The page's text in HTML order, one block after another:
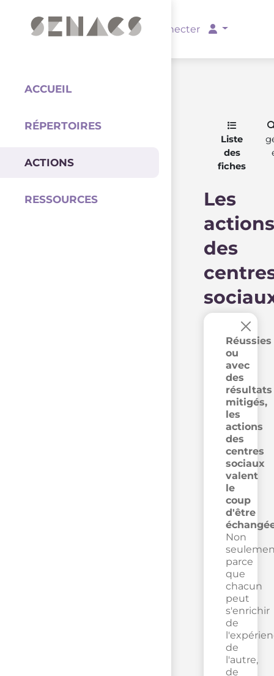
Se connecter
ACCUEIL
RÉPERTOIRES
ACTIONS
RESSOURCES
Liste
des
fiches
Les
actions
des
Réussies
ou
avec
des
résultats
mitigés,
les
actions
des
centres
sociaux
valent
le
coup
d'être
Non
parce
que
chacun
peut
s'enrichir
de
de
l'autre,
de
×